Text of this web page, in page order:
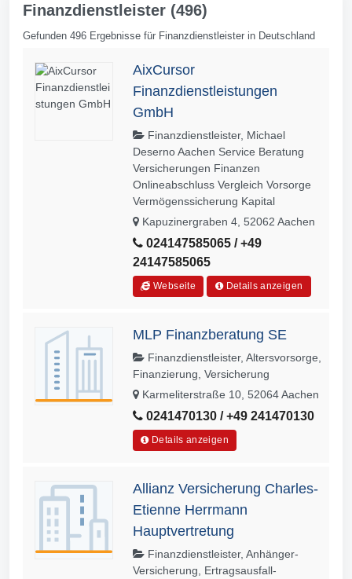
Finanzdienstleister (496)
Gefunden 496 Ergebnisse für Finanzdienstleister in Deutschland
AixCursor
Finanzdienstleistungen
GmbH
Finanzdienstleister, Michael
Deserno Aachen Service Beratung
Versicherungen Finanzen
Onlineabschluss Vergleich Vorsorge
Vermögenssicherung Kapital
Kapuzinergraben 4, 52062 Aachen
024147585065 / +49
24147585065
Webseite Details anzeigen
MLP Finanzberatung SE
Finanzdienstleister, Altersvorsorge,
Finanzierung, Versicherung
Karmeliterstraße 10, 52064 Aachen
0241470130 / +49 241470130
Details anzeigen
Allianz Versicherung Charles-
Etienne Herrmann
Hauptvertretung
Finanzdienstleister, Anhänger-
Versicherung, Ertragsausfall­